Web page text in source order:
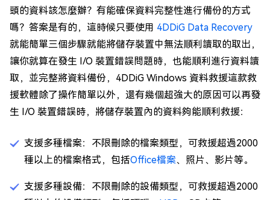
頭的資料該怎麼辦？有能確保資料完整性進行備份的方式
嗎？答案是有的，這時候只要使用 4DDiG Data Recovery
就能簡單三個步驟就能將儲存裝置中無法順利讀取的取出，
讓你就算在發生 I/O 裝置錯誤問題時，也能順利進行資料讀
取，並完整將資料備份，4DDiG Windows 資料救援這款救
援軟體除了操作簡單以外，還有幾個超強大的原因可以再發
生 I/O 裝置錯誤時，將儲存裝置內的資料夠能順利救援：
支援多種檔案：不限刪除的檔案類型，可救援超過2000
種以上的檔案格式，包括Office檔案、照片、影片等。
支援多種設備：不限刪除的設備類型，可救援超過2000